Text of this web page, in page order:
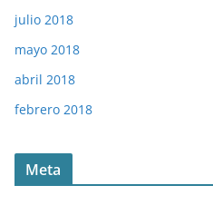
julio 2018
mayo 2018
abril 2018
febrero 2018
Meta